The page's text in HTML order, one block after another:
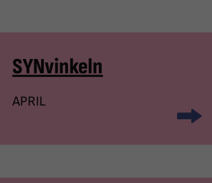
SYNvinkeln
APRIL